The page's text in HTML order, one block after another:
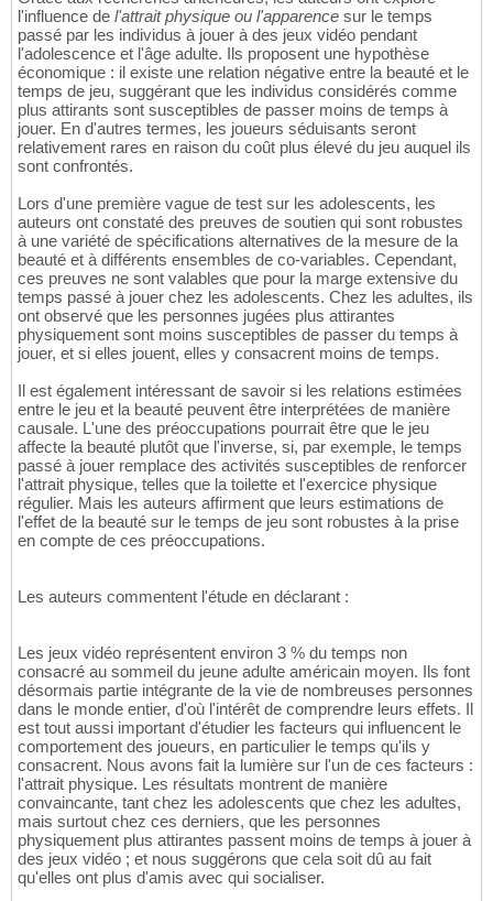
l'influence de l'attrait physique ou l'apparence sur le temps
passé par les individus à jouer à des jeux vidéo pendant
l'adolescence et l'âge adulte. Ils proposent une hypothèse
économique : il existe une relation négative entre la beauté et le
temps de jeu, suggérant que les individus considérés comme
plus attirants sont susceptibles de passer moins de temps à
jouer. En d'autres termes, les joueurs séduisants seront
relativement rares en raison du coût plus élevé du jeu auquel ils
sont confrontés.
Lors d'une première vague de test sur les adolescents, les
auteurs ont constaté des preuves de soutien qui sont robustes
à une variété de spécifications alternatives de la mesure de la
beauté et à différents ensembles de co-variables. Cependant,
ces preuves ne sont valables que pour la marge extensive du
temps passé à jouer chez les adolescents. Chez les adultes, ils
ont observé que les personnes jugées plus attirantes
physiquement sont moins susceptibles de passer du temps à
jouer, et si elles jouent, elles y consacrent moins de temps.
Il est également intéressant de savoir si les relations estimées
entre le jeu et la beauté peuvent être interprétées de manière
causale. L'une des préoccupations pourrait être que le jeu
affecte la beauté plutôt que l'inverse, si, par exemple, le temps
passé à jouer remplace des activités susceptibles de renforcer
l'attrait physique, telles que la toilette et l'exercice physique
régulier. Mais les auteurs affirment que leurs estimations de
l'effet de la beauté sur le temps de jeu sont robustes à la prise
en compte de ces préoccupations.
Les auteurs commentent l'étude en déclarant :
Les jeux vidéo représentent environ 3 % du temps non
consacré au sommeil du jeune adulte américain moyen. Ils font
désormais partie intégrante de la vie de nombreuses personnes
dans le monde entier, d'où l'intérêt de comprendre leurs effets. Il
est tout aussi important d'étudier les facteurs qui influencent le
comportement des joueurs, en particulier le temps qu'ils y
consacrent. Nous avons fait la lumière sur l'un de ces facteurs :
l'attrait physique. Les résultats montrent de manière
convaincante, tant chez les adolescents que chez les adultes,
mais surtout chez ces derniers, que les personnes
physiquement plus attirantes passent moins de temps à jouer à
des jeux vidéo ; et nous suggérons que cela soit dû au fait
qu'elles ont plus d'amis avec qui socialiser.